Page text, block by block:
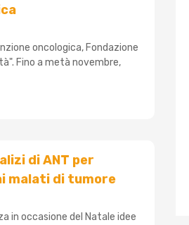
oncologica, Fondazione
Fino a metà novembre,
di ANT per
malati di tumore
in occasione del Natale idee